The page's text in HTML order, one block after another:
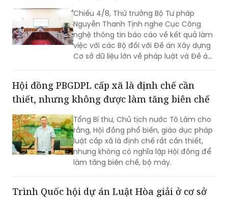
gia tăng cho công tác quản lý nhà
nước.
Chiều 4/8, Thứ trưởng Bộ Tư pháp
Nguyễn Thanh Tịnh nghe Cục Công
nghệ thông tin báo cáo về kết quả làm
việc với các Bộ đối với Đề án Xây dựng
Cơ sở dữ liệu lớn về pháp luật và Đề án
trình Thủ tướng Chính phủ.
Hội đồng PBGDPL cấp xã là định chế cần
thiết, nhưng không được làm tăng biên chế
Tổng Bí thư, Chủ tịch nước Tô Lâm cho
rằng, Hội đồng phổ biến, giáo dục pháp
luật cấp xã là định chế rất cần thiết,
nhưng không có nghĩa lập Hội đồng để
làm tăng biên chế, bộ máy.
Trình Quốc hội dự án Luật Hòa giải ở cơ sở